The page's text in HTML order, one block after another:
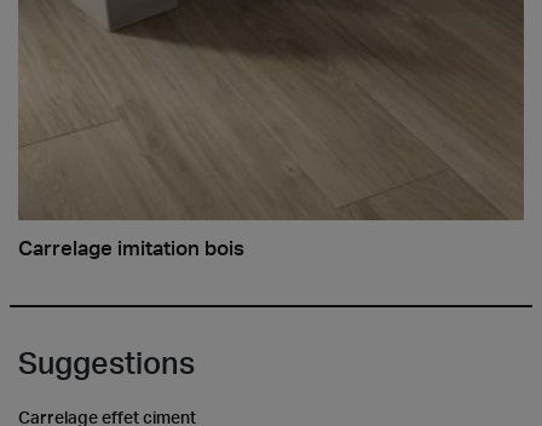
Carrelage imitation bois
Suggestions
Carrelage effet ciment